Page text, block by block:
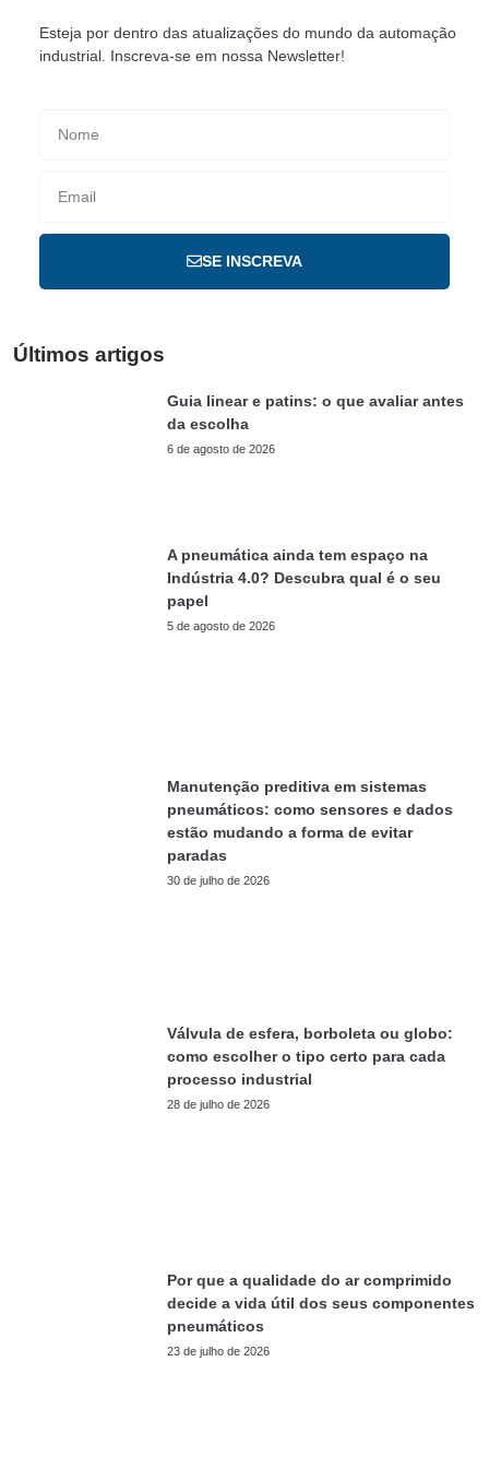
Esteja por dentro das atualizações do mundo da automação
industrial. Inscreva-se em nossa Newsletter!
SE INSCREVA
Últimos artigos
Guia linear e patins: o que avaliar antes
da escolha
6 de agosto de 2026
A pneumática ainda tem espaço na
Indústria 4.0? Descubra qual é o seu
papel
5 de agosto de 2026
Manutenção preditiva em sistemas
pneumáticos: como sensores e dados
estão mudando a forma de evitar
paradas
30 de julho de 2026
Válvula de esfera, borboleta ou globo:
como escolher o tipo certo para cada
processo industrial
28 de julho de 2026
Por que a qualidade do ar comprimido
decide a vida útil dos seus componentes
pneumáticos
23 de julho de 2026